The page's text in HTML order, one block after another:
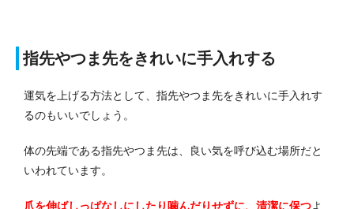
指先やつま先をきれいに手入れする
運気を上げる方法として、指先やつま先をきれいに手入れす
るのもいいでしょう。
体の先端である指先やつま先は、良い気を呼び込む場所だと
いわれています。
爪を伸ばしっぱなしにしたり噛んだりせずに、清潔に保つよ